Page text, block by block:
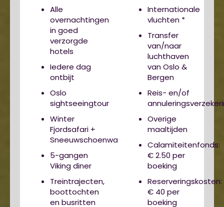
Alle
overnachtingen
in goed
verzorgde
hotels
Iedere dag
ontbijt
Oslo
sightseeingtour
Winter
Fjordsafari +
Sneeuwschoenwandeling
5-gangen
Viking diner
Treintrajecten,
boottochten
en busritten
Internationale
vluchten *
Transfer
van/naar
luchthaven
van Oslo &
Bergen
Reis- en/of
Overige
maaltijden
Calamiteitenfonds:
€ 2.50 per
boeking
Reserveringskosten:
€ 40 per
boeking